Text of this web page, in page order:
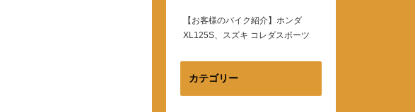
【お客様のバイク紹介】ホンダ
XL125S、スズキ コレダスポーツ
カテゴリー